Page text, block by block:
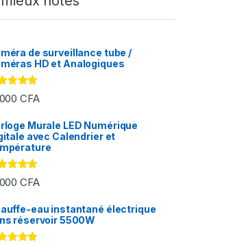
de surveillance tube /
HD et Analogiques
5.00
5 CFA
Murale LED Numérique
avec Calendrier et
5.00
5 CFA
eau instantané électrique
réservoir 5500W